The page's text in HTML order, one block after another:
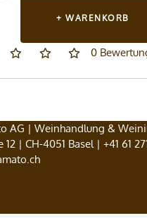
+ WARENKORB
0
AG | Weinhandlung &
12 | CH-4051 Basel | +41 61